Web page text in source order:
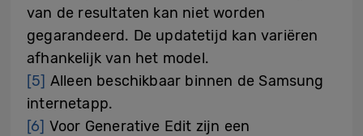
van de resultaten kan niet worden
gegarandeerd. De updatetijd kan variëren
afhankelijk van het model.
[5] Alleen beschikbaar binnen de Samsung
internetapp.
[6] Voor Generative Edit zijn een